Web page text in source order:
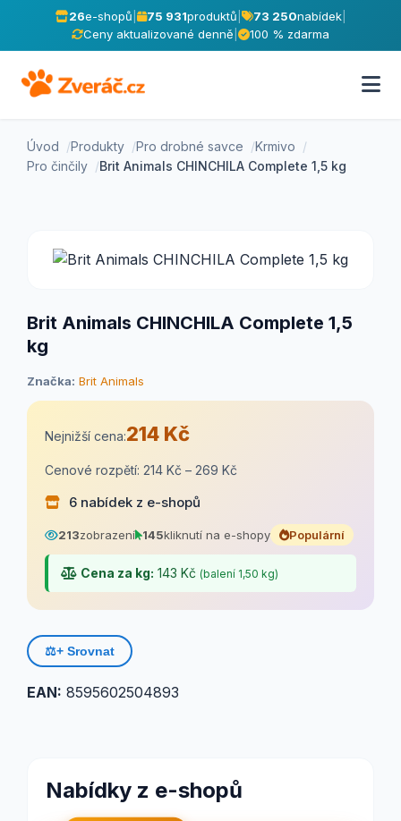
26e-shopů 75 931produktů 73 250nabídek|
Ceny aktualizované denně
100 % zdarma
Úvod Produkty Pro drobné savce
Krmivo
Pro činčily
Brit Animals CHINCHILA Complete 1,5 kg
Brit Animals CHINCHILA Complete 1,5
kg
Značka: Brit Animals
Nejnižší cena:214 Kč
Cenové rozpětí: 214 Kč – 269 Kč
6 nabídek z e-shopů
213zobrazení 145kliknutí na e-shopy Populární
Cena za kg: 143 Kč (balení 1,50 kg)
⚖️+ Srovnat
EAN: 8595602504893
Nabídky z e-shopů